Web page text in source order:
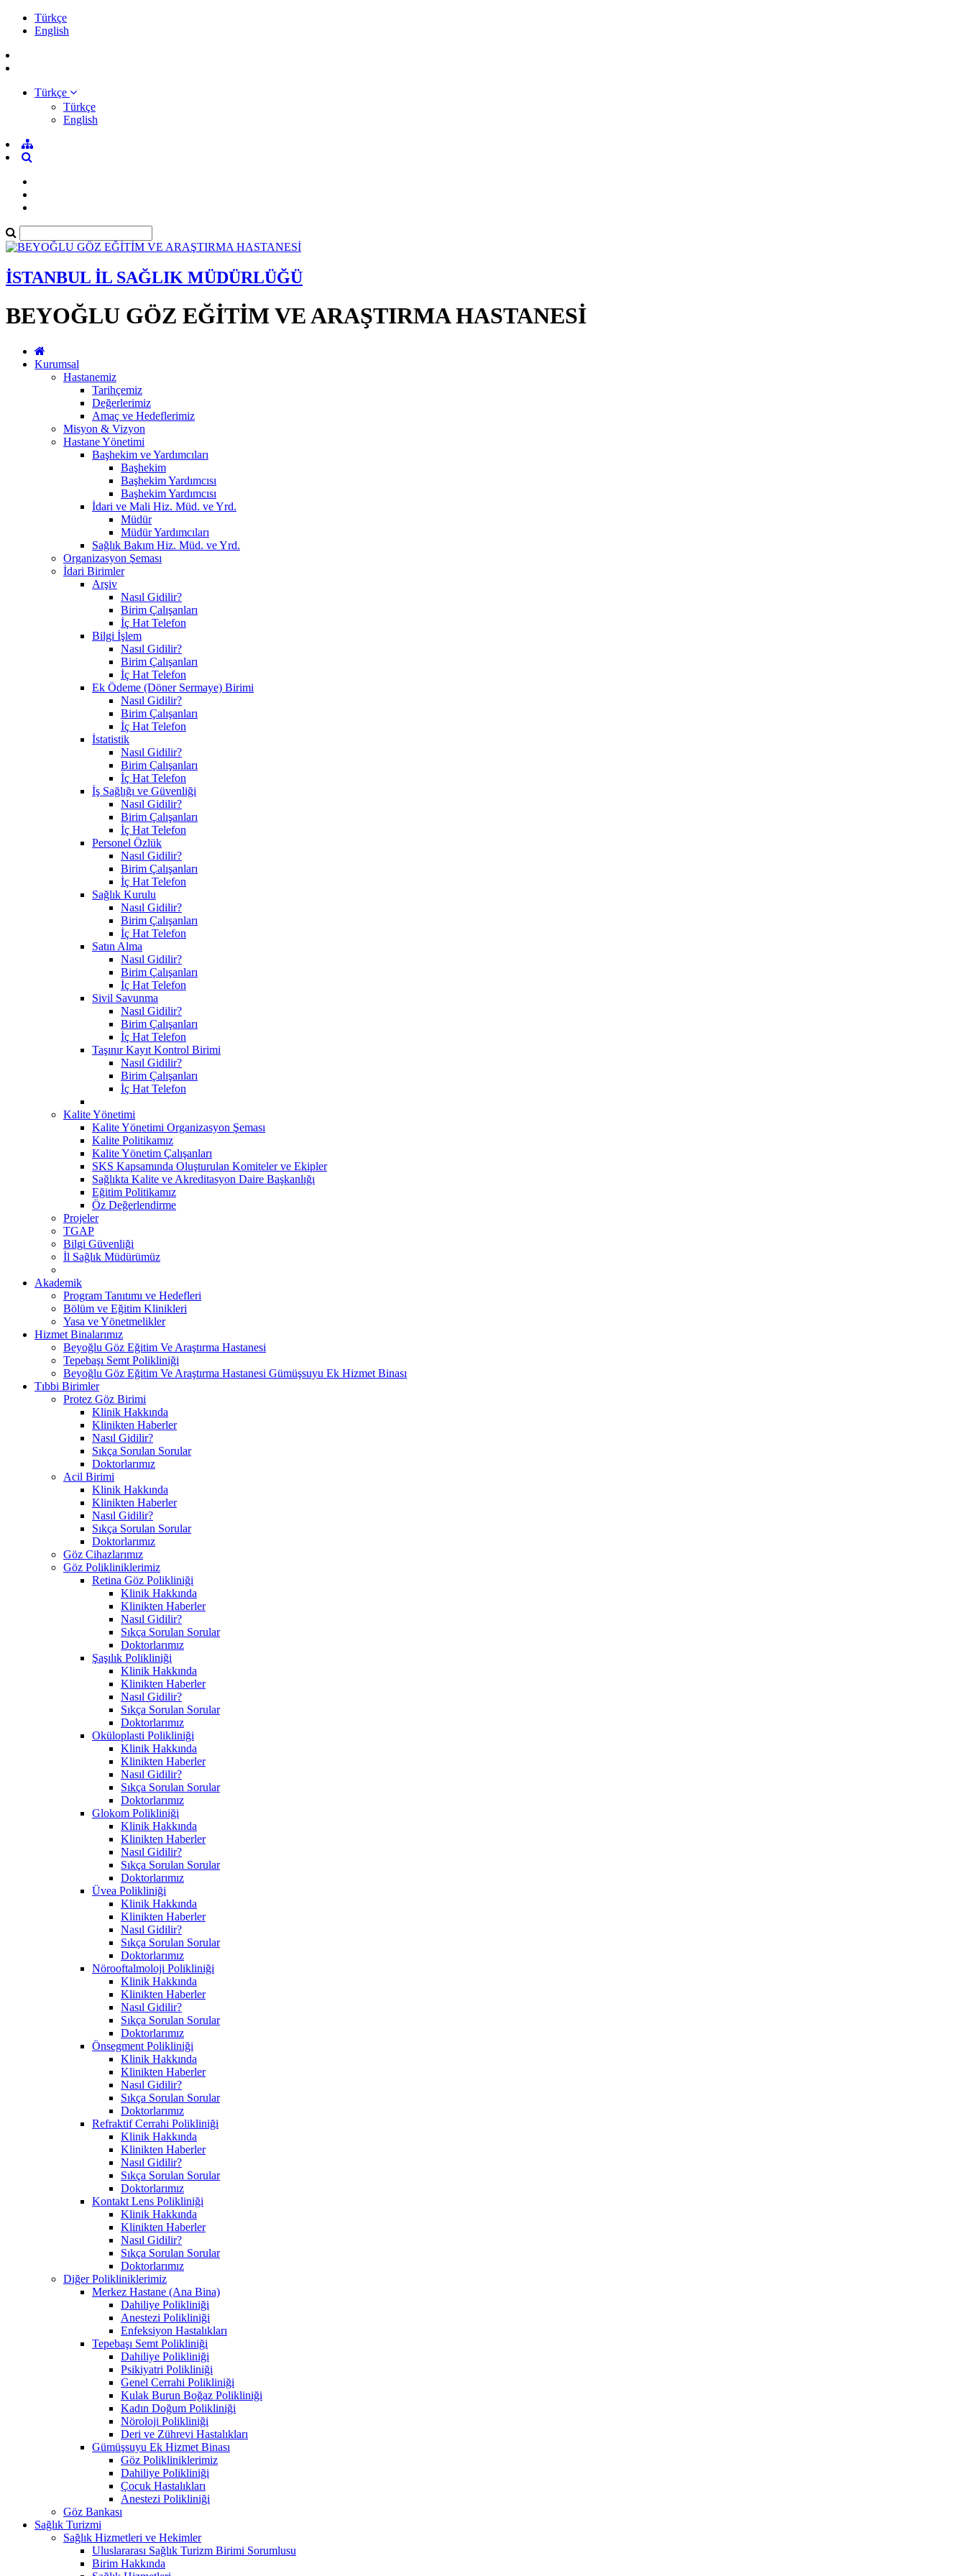
Türkçe
English
Türkçe
Türkçe
English
İSTANBUL İL SAĞLIK MÜDÜRLÜĞÜ
BEYOĞLU GÖZ EĞİTİM VE ARAŞTIRMA HASTANESİ
Kurumsal
Hastanemiz
Tarihçemiz
Değerlerimiz
Amaç ve Hedeflerimiz
Misyon & Vizyon
Hastane Yönetimi
Başhekim ve Yardımcıları
Başhekim
Başhekim Yardımcısı
Başhekim Yardımcısı
İdari ve Mali Hiz. Müd. ve Yrd.
Müdür
Müdür Yardımcıları
Sağlık Bakım Hiz. Müd. ve Yrd.
Organizasyon Şeması
İdari Birimler
Arşiv
Nasıl Gidilir?
Birim Çalışanları
İç Hat Telefon
Bilgi İşlem
Nasıl Gidilir?
Birim Çalışanları
İç Hat Telefon
Ek Ödeme (Döner Sermaye) Birimi
Nasıl Gidilir?
Birim Çalışanları
İç Hat Telefon
İstatistik
Nasıl Gidilir?
Birim Çalışanları
İç Hat Telefon
İş Sağlığı ve Güvenliği
Nasıl Gidilir?
Birim Çalışanları
İç Hat Telefon
Personel Özlük
Nasıl Gidilir?
Birim Çalışanları
İç Hat Telefon
Sağlık Kurulu
Nasıl Gidilir?
Birim Çalışanları
İç Hat Telefon
Satın Alma
Nasıl Gidilir?
Birim Çalışanları
İç Hat Telefon
Sivil Savunma
Nasıl Gidilir?
Birim Çalışanları
İç Hat Telefon
Taşınır Kayıt Kontrol Birimi
Nasıl Gidilir?
Birim Çalışanları
İç Hat Telefon
Kalite Yönetimi
Kalite Yönetimi Organizasyon Şeması
Kalite Politikamız
Kalite Yönetim Çalışanları
SKS Kapsamında Oluşturulan Komiteler ve Ekipler
Sağlıkta Kalite ve Akreditasyon Daire Başkanlığı
Eğitim Politikamız
Öz Değerlendirme
Projeler
TGAP
Bilgi Güvenliği
İl Sağlık Müdürümüz
Akademik
Program Tanıtımı ve Hedefleri
Bölüm ve Eğitim Klinikleri
Yasa ve Yönetmelikler
Hizmet Binalarımız
Beyoğlu Göz Eğitim Ve Araştırma Hastanesi
Tepebaşı Semt Polikliniği
Beyoğlu Göz Eğitim Ve Araştırma Hastanesi Gümüşsuyu Ek Hizmet Binası
Tıbbi Birimler
Protez Göz Birimi
Klinik Hakkında
Klinikten Haberler
Nasıl Gidilir?
Sıkça Sorulan Sorular
Doktorlarımız
Acil Birimi
Klinik Hakkında
Klinikten Haberler
Nasıl Gidilir?
Sıkça Sorulan Sorular
Doktorlarımız
Göz Cihazlarımız
Göz Polikliniklerimiz
Retina Göz Polikliniği
Klinik Hakkında
Klinikten Haberler
Nasıl Gidilir?
Sıkça Sorulan Sorular
Doktorlarımız
Şaşılık Polikliniği
Klinik Hakkında
Klinikten Haberler
Nasıl Gidilir?
Sıkça Sorulan Sorular
Doktorlarımız
Oküloplasti Polikliniği
Klinik Hakkında
Klinikten Haberler
Nasıl Gidilir?
Sıkça Sorulan Sorular
Doktorlarımız
Glokom Polikliniği
Klinik Hakkında
Klinikten Haberler
Nasıl Gidilir?
Sıkça Sorulan Sorular
Doktorlarımız
Üvea Polikliniği
Klinik Hakkında
Klinikten Haberler
Nasıl Gidilir?
Sıkça Sorulan Sorular
Doktorlarımız
Nörooftalmoloji Polikliniği
Klinik Hakkında
Klinikten Haberler
Nasıl Gidilir?
Sıkça Sorulan Sorular
Doktorlarımız
Önsegment Polikliniği
Klinik Hakkında
Klinikten Haberler
Nasıl Gidilir?
Sıkça Sorulan Sorular
Doktorlarımız
Refraktif Cerrahi Polikliniği
Klinik Hakkında
Klinikten Haberler
Nasıl Gidilir?
Sıkça Sorulan Sorular
Doktorlarımız
Kontakt Lens Polikliniği
Klinik Hakkında
Klinikten Haberler
Nasıl Gidilir?
Sıkça Sorulan Sorular
Doktorlarımız
Diğer Polikliniklerimiz
Merkez Hastane (Ana Bina)
Dahiliye Polikliniği
Anestezi Polikliniği
Enfeksiyon Hastalıkları
Tepebaşı Semt Polikliniği
Dahiliye Polikliniği
Psikiyatri Polikliniği
Genel Cerrahi Polikliniği
Kulak Burun Boğaz Polikliniği
Kadın Doğum Polikliniği
Nöroloji Polikliniği
Deri ve Zührevi Hastalıkları
Gümüşsuyu Ek Hizmet Binası
Göz Polikliniklerimiz
Dahiliye Polikliniği
Çocuk Hastalıkları
Anestezi Polikliniği
Göz Bankası
Sağlık Turizmi
Sağlık Hizmetleri ve Hekimler
Uluslararası Sağlık Turizm Birimi Sorumlusu
Birim Hakkında